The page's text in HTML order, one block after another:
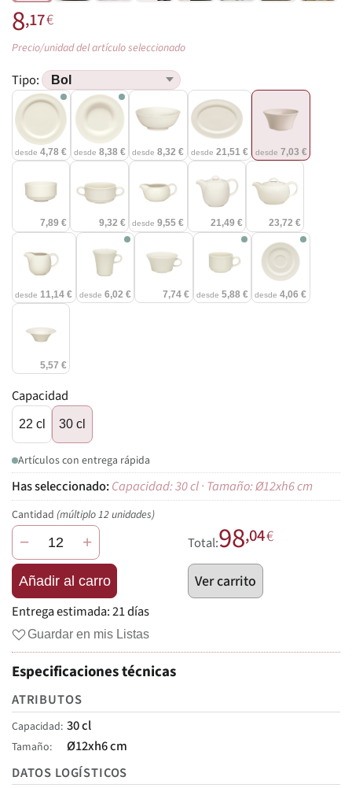
8,17€
Precio/unidad del artículo seleccionado
Tipo:
desde4,78 € desde 8,38 € desde8,32 € desde 21,51 € desde 7,03 €
7,89 € 9,32 € desde9,55 € 21,49 € 23,72 €
desde 11,14 € desde 6,02 € 7,74 € desde 5,88 € desde4,06 €
5,57 €
Capacidad
22 cl 30 cl
Artículos con entrega rápida
Capacidad: 30 cl · Tamaño: Ø12xh6 cm
Cantidad (múltiplo 12 unidades)
− +
Añadir al carro
Total:98,04€
Ver carrito
Entrega estimada:21 días
Guardar en mis Listas
Especificaciones técnicas
ATRIBUTOS
Capacidad 30 cl
Tamaño
Ø12xh6 cm
DATOS LOGÍSTICOS